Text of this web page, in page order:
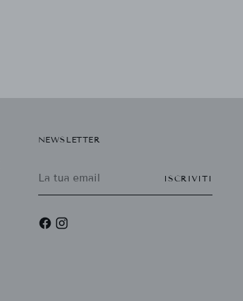
NEWSLETTER
tua
email
ISCRIVITI